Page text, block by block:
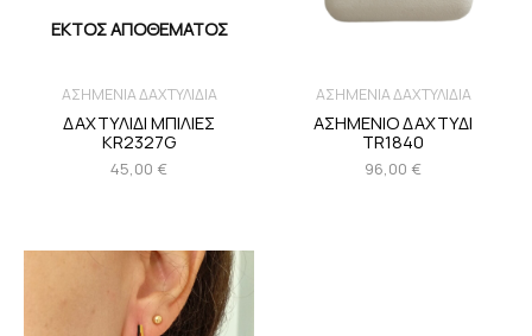
ΕΚΤΌΣ ΑΠΟΘΈΜΑΤΟΣ
ΑΣΗΜΕΝΙΑ ΔΑΧΤΥΛΙΔΙΑ
ΔΑΧΤΥΛΙΔΙ ΜΠΙΛΙΕΣ
KR2327G
45,00 €
ΑΣΗΜΕΝΙΑ ΔΑΧΤΥΛΙΔΙΑ
ΑΣΗΜΕΝΙΟ ΔΑΧΤΥΔΙ
TR1840
96,00 €